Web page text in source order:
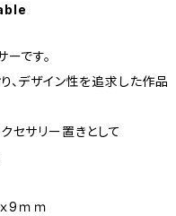
です。
、デザイン性を追求した作品
セサリー置きとして
9ｍｍ